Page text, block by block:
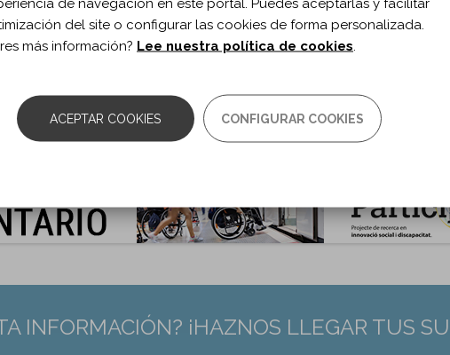
Rehabil. 2021;31(1)
documento:Artículo de revisión
10.1080/09602011.2019.1680393
31642719
INFORMACIÓN? ¡HAZNOS LLEGAR TUS
del site o configurar las cookies de forma personalizada.
más información? Lee nuestra política de cookies
ACEPTAR COOKIES CONFIGURAR COOKIES